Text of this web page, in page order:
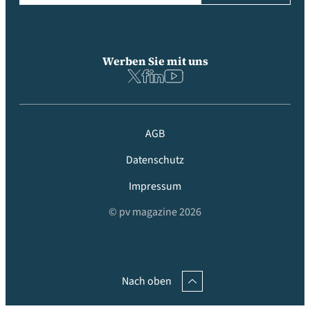
Werben Sie mit uns
AGB
Datenschutz
Impressum
© pv magazine 2026
Nach oben